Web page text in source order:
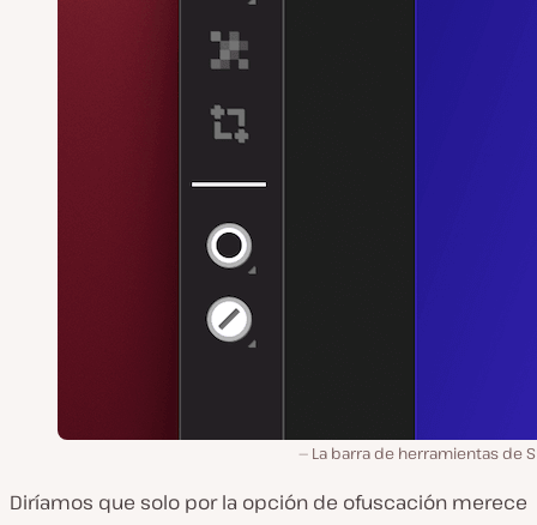
La barra de herramientas de
Diríamos que solo por la opción de ofuscación merece